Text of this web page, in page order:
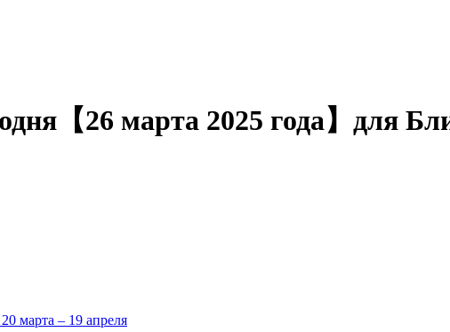
【26 марта 2025 года】для
20 марта – 19 апреля